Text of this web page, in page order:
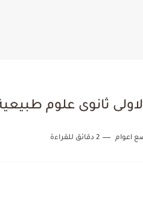
ثانوى علوم
اعوام 2 دقائق للقراءة